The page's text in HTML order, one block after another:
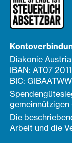
Diakonie
IBAN: AT07
BIC:
Die
Arbeit und die